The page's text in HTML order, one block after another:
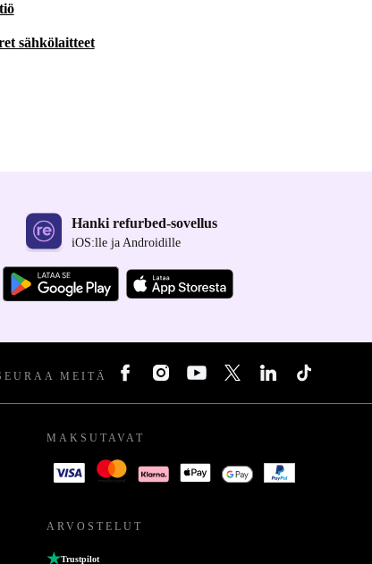
sähkölaitteet
Hanki refurbed-sovellus
iOS:lle ja Androidille
MEITÄ
MAKSUTAVAT
ARVOSTELUT
Trustpilot